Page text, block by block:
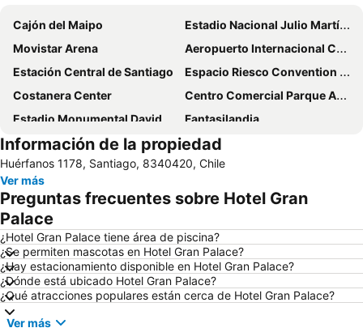
Cajón del Maipo
Estadio Nacional Julio Martínez Prádanos
Movistar Arena
Aeropuerto Internacional Comodoro Arturo Merino Benítez
Estación Central de Santiago
Espacio Riesco Convention Center
Costanera Center
Centro Comercial Parque Arauco
Estadio Monumental David Arellano
Fantasilandia
Festival Internacional Providencia Jazz
Barrio Lastarria
San Carlos de Apoquindo
Santa Laura Stadium
Templo Votivo de Maipu
Metro de Santiago
Barrio Bellavista
Hipodromo Chile
Valle Nevado
Torre Entel
La Moneda Palace
Universidad de Chile
Plaza Egaña
Plaza Pedro de Valdivia
Portal la Dehesa
Información de la propiedad
Huérfanos 1178, Santiago, 8340420, Chile
Ver más
Preguntas frecuentes sobre Hotel Gran
Palace
¿Hotel Gran Palace tiene área de piscina?
¿Se permiten mascotas en Hotel Gran Palace?
¿Hay estacionamiento disponible en Hotel Gran Palace?
¿Dónde está ubicado Hotel Gran Palace?
¿Qué atracciones populares están cerca de Hotel Gran Palace?
Ver más